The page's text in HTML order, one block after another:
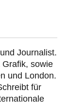
Journalist.
sowie
und London.
für